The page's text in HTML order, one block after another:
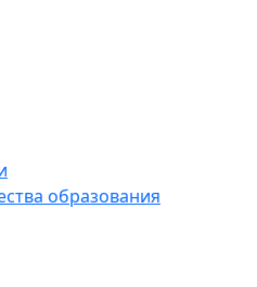
образования